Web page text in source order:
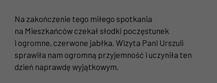
Na zakończenie tego miłego spotkania
na Mieszkańców czekał słodki poczęstunek
i ogromne, czerwone jabłka. Wizyta Pani Urszuli
sprawiła nam ogromną przyjemność i uczyniła ten
dzień naprawdę wyjątkowym.